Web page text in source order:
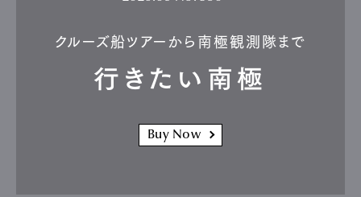
クルーズ船ツアーから南極観測隊まで
行きたい南極
Buy Now